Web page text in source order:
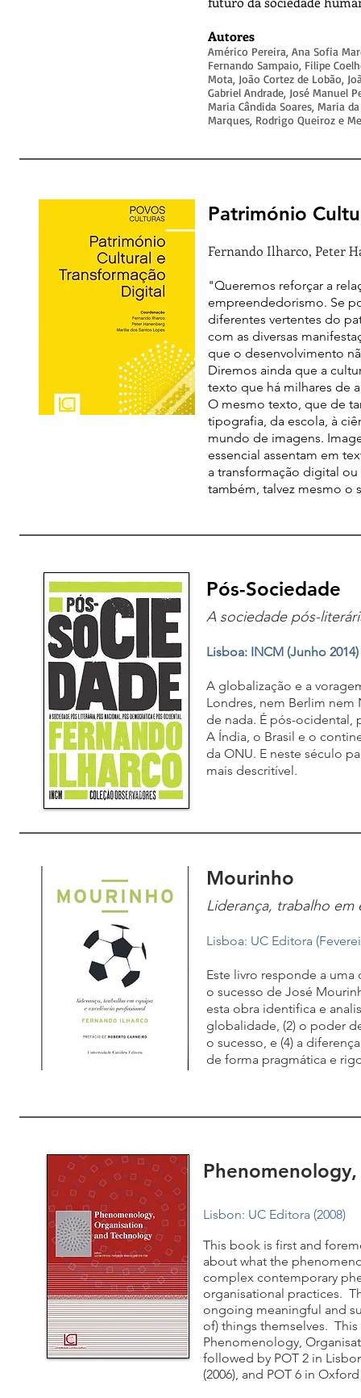
Autores
Américo Pereira, Ana Sofia
Fernando Sampaio, Filipe
Mota, João Cortez de Lobão,
Gabriel Andrade, José Manuel
Maria Cândida Soares, Maria
Marques, Rodrigo Queiroz e
Património
Fernando Ilharco, Peter
"Queremos reforçar a
empreendedorismo. Se
diferentes vertentes do
com as diversas
que o desenvolvimento
Diremos ainda que a
texto que há milhares de
O mesmo texto, que de
tipografia, da escola, à
mundo de imagens.
essencial assentam em
a transformação digital
também, talvez mesmo o
Pós-Sociedade
A sociedade pós-
Lisboa: INCM (Junho 2014)
A globalização e a
Londres, nem Berlim
de nada. É pós-ocidental,
A Índia, o Brasil e o
da ONU. E neste século
mais descritível.
Mourinho
Liderança, trabalho
Lisboa: UC Editora
Este livro responde a
o sucesso de José
esta obra identifica e
globalidade, (2) o poder
o sucesso, e (4) a
de forma pragmática e
Lisbon: UC Editora (2008)
This book is first and
about what the
complex contemporary
organisational practices.
ongoing meaningful and
of) things themselves.
Phenomenology,
followed by POT 2 in
(2006), and POT 6 in